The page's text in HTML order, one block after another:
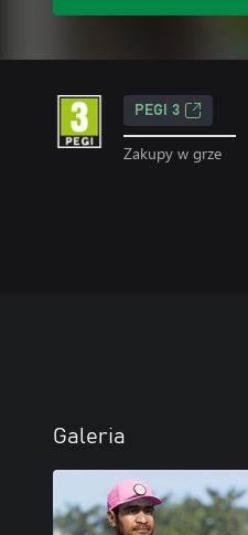
PEGI 3
Zakupy w grze
Galeria